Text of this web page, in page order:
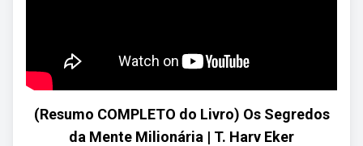
(Resumo COMPLETO do Livro) Os Segredos
da Mente Milionária | T. Harv Eker